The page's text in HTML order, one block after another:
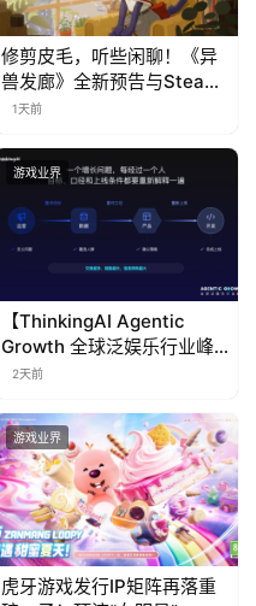
修剪皮毛，听些闲聊！《异
兽发廊》全新预告与Steam
免费试玩公开
1天前
游戏业界
【ThinkingAI Agentic
Growth 全球泛娱乐行业峰
会】Agent 时代，人到底负
2天前
游戏业界
虎牙游戏发行IP矩阵再落重